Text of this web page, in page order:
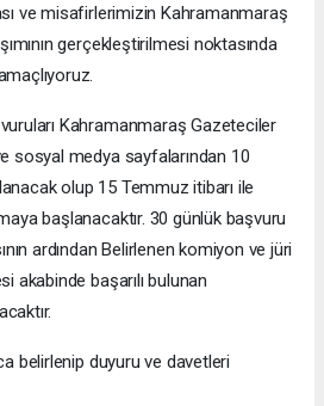
ve misafirlerimizin Kahramanmaraş
gerçekleştirilmesi noktasında
Kahramanmaraş Gazeteciler
sosyal medya sayfalarından 10
olup 15 Temmuz itibarı ile
başlanacaktır. 30 günlük başvuru
ardından Belirlenen komiyon ve jüri
akabinde başarılı bulunan
belirlenip duyuru ve davetleri